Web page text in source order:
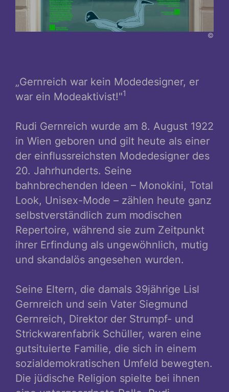
©
„Gernreich war kein Modedesigner, er
war ein Modeaktivist!"1
Rudi Gernreich wurde am 8. August 1922
in Wien geboren und gilt heute als einer
der einflussreichsten Modedesigner des
20. Jahrhunderts. Seine
bahnbrechenden Ideen – Monokini, Total
Look, Unisex-Mode – zählen heute ganz
selbstverständlich zum modischen
Repertoire, während sie zum Zeitpunkt
ihrer Erfindung als ungewöhnlich, mutig
und skandalös angesehen wurden.
Seine Eltern, die damals 39jährige Lisl
Gernreich und sein Vater Siegmund
Gernreich, Direktor der Strumpf- und
Strickwarenfabrik Schüller, waren eine
gutsituierte Familie, die sich in einem
sozialdemokratischen Umfeld bewegten.
Die jüdische Religion spielte bei ihnen